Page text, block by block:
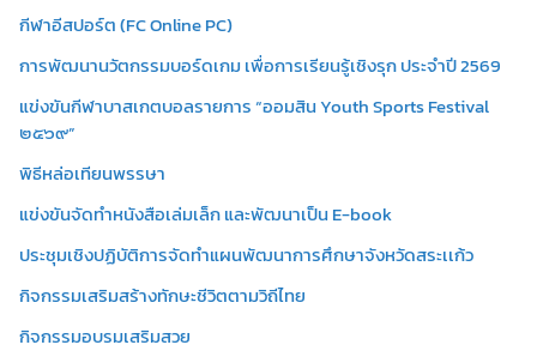
กีฬาอีสปอร์ต (FC Online PC)
การพัฒนานวัตกรรมบอร์ดเกม เพื่อการเรียนรู้เชิงรุก ประจำปี 2569
แข่งขันกีฬาบาสเกตบอลรายการ “ออมสิน Youth Sports Festival
๒๕๖๙”
พิธีหล่อเทียนพรรษา
แข่งขันจัดทำหนังสือเล่มเล็ก และพัฒนาเป็น E-book
ประชุมเชิงปฏิบัติการจัดทำแผนพัฒนาการศึกษาจังหวัดสระเเก้ว
กิจกรรมเสริมสร้างทักษะชีวิตตามวิถีไทย
กิจกรรมอบรมเสริมสวย